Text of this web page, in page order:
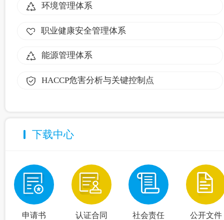
环境管理体系
职业健康安全管理体系
能源管理体系
HACCP危害分析与关键控制点
下载中心
申请书 认证合同 社会责任 公开文件